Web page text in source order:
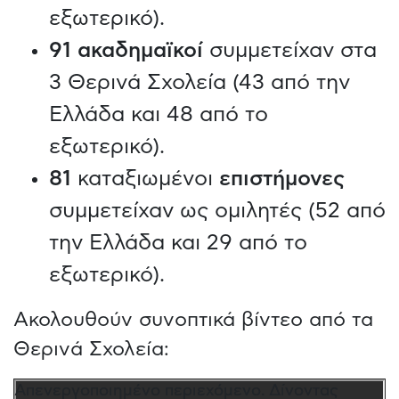
εξωτερικό).
91 ακαδημαϊκοί συμμετείχαν στα
3 Θερινά Σχολεία (43 από την
Ελλάδα και 48 από το
εξωτερικό).
81 καταξιωμένοι επιστήμονες
συμμετείχαν ως ομιλητές (52 από
την Ελλάδα και 29 από το
εξωτερικό).
Ακολουθούν συνοπτικά βίντεο από τα
Θερινά Σχολεία:
Απενεργοποιημένο περιεχόμενο. Δίνοντας
Απενεργοποιημένο περιεχόμενο. Δίνοντας